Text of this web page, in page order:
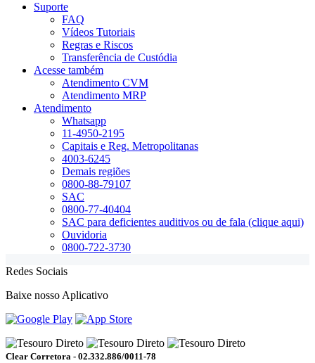
Suporte
FAQ
Vídeos Tutoriais
Regras e Riscos
Transferência de Custódia
Acesse também
Atendimento CVM
Atendimento MRP
Atendimento
Whatsapp
11-4950-2195
Capitais e Reg. Metropolitanas
4003-6245
Demais regiões
0800-88-79107
SAC
0800-77-40404
SAC para deficientes auditivos ou de fala (clique aqui)
Ouvidoria
0800-722-3730
Redes Sociais
Baixe nosso Aplicativo
Clear Corretora - 02.332.886/0011-78